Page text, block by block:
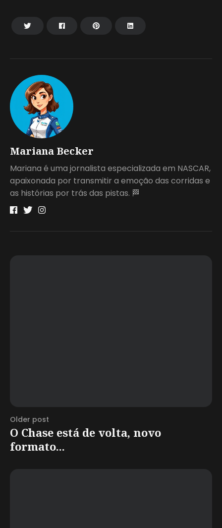
Mariana Becker
Mariana é uma jornalista especializada em NASCAR,
apaixonada por transmitir a emoção das corridas e
as histórias por trás das pistas. 🏁
Older post
O Chase está de volta, novo
formato...